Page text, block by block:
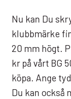
Nu kan Du
klubbmärke
20 mm högt.
kr på vårt BG
köpa. Ange
Du kan också